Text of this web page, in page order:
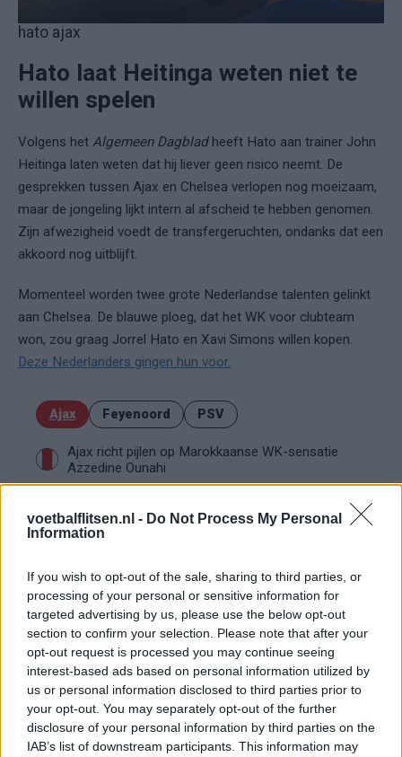
voetbalflitsen.nl - Do Not Process My Personal
Information
If you wish to opt-out of the sale, sharing to third parties, or
processing of your personal or sensitive information for
targeted advertising by us, please use the below opt-out
section to confirm your selection. Please note that after your
opt-out request is processed you may continue seeing
interest-based ads based on personal information utilized by
us or personal information disclosed to third parties prior to
your opt-out. You may separately opt-out of the further
disclosure of your personal information by third parties on the
IAB’s list of downstream participants. This information may
hato ajax
Hato laat Heitinga weten niet te
willen spelen
Volgens het Algemeen Dagblad heeft Hato aan trainer John
Heitinga laten weten dat hij liever geen risico neemt. De
gesprekken tussen Ajax en Chelsea verlopen nog moeizaam,
maar de jongeling lijkt intern al afscheid te hebben genomen.
Zijn afwezigheid voedt de transfergeruchten, ondanks dat een
akkoord nog uitblijft.
Momenteel worden twee grote Nederlandse talenten gelinkt
aan Chelsea. De blauwe ploeg, dat het WK voor clubteam
won, zou graag Jorrel Hato en Xavi Simons willen kopen.
Deze Nederlanders gingen hun voor.
Ajax Feyenoord PSV
Ajax richt pijlen op Marokkaanse WK-sensatie
Azzedine Ounahi
Steven Berghuis zorgt voor ophef na harde
tackle in oefenduel van Ajax
Dit houdt de transfer van Marc-André ter Stegen
naar Ajax nog tegen
De terugkeer van Daley Blind past in een groter
plan van Ajax
Kritiek op Engels van Míchel genuanceerd: ‘Ajax-
spelers snappen dat echt wel’